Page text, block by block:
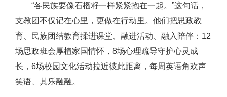
“各民族要像石榴籽一样紧紧抱在一起。”这句话，
支教团不仅记在心里，更做在行动里。他们把思政教
育、民族团结教育揉进课堂、融进活动、融入陪伴：12
场思政班会厚植家国情怀，8场心理疏导守护心灵成
长，6场校园文化活动拉近彼此距离，每周英语角欢声
笑语、其乐融融。